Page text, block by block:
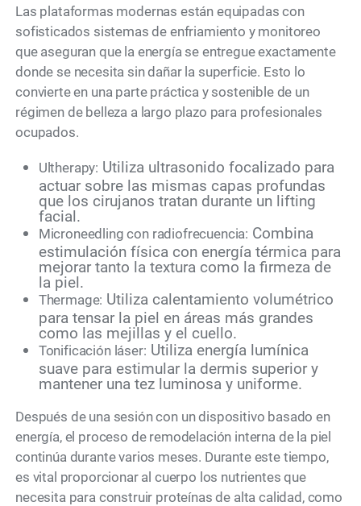
Las plataformas modernas están equipadas con
sofisticados sistemas de enfriamiento y monitoreo
que aseguran que la energía se entregue exactamente
donde se necesita sin dañar la superficie. Esto lo
convierte en una parte práctica y sostenible de un
régimen de belleza a largo plazo para profesionales
ocupados.
Ultherapy: Utiliza ultrasonido focalizado para
actuar sobre las mismas capas profundas
que los cirujanos tratan durante un lifting
facial.
Microneedling con radiofrecuencia: Combina
estimulación física con energía térmica para
mejorar tanto la textura como la firmeza de
la piel.
Thermage: Utiliza calentamiento volumétrico
para tensar la piel en áreas más grandes
como las mejillas y el cuello.
Tonificación láser: Utiliza energía lumínica
suave para estimular la dermis superior y
mantener una tez luminosa y uniforme.
Después de una sesión con un dispositivo basado en
energía, el proceso de remodelación interna de la piel
continúa durante varios meses. Durante este tiempo,
es vital proporcionar al cuerpo los nutrientes que
necesita para construir proteínas de alta calidad, como